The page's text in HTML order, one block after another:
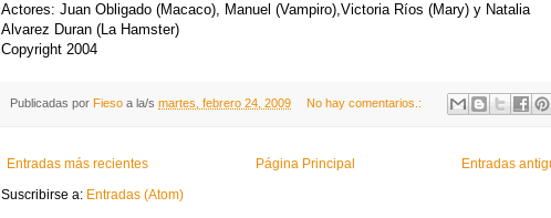
Actores: Juan Obligado (Macaco), Manuel (Vampiro),Victoria Ríos (Mary) y Natalia
Alvarez Duran (La Hamster)
Copyright 2004
Publicadas por Fieso a la/s martes, febrero 24, 2009 No hay comentarios.:
Entradas más recientes Entradas
Página Principal
Suscribirse a: Entradas (Atom)